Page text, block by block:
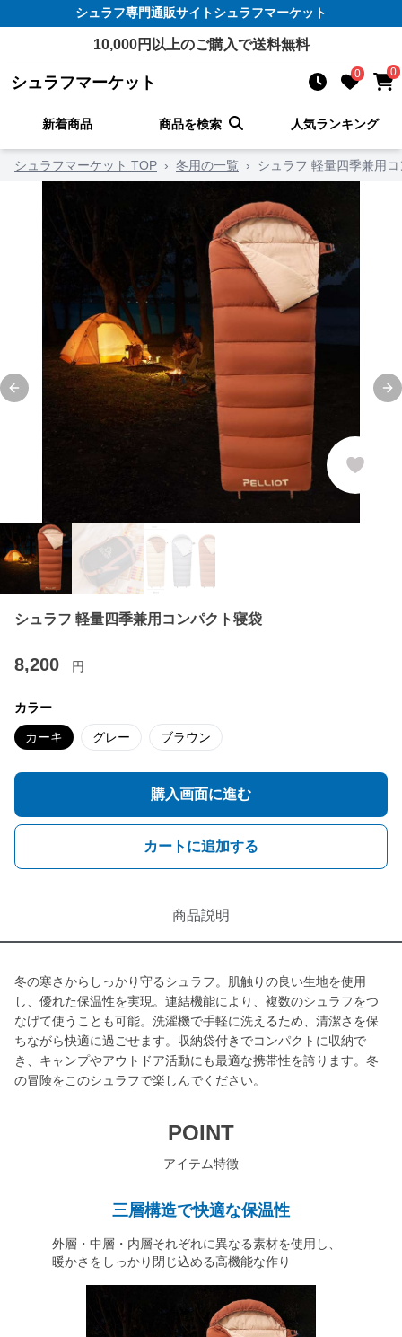
シュラフ専門通販サイトシュラフマーケット
10,000円以上のご購入で送料無料
シュラフマーケット 0 0
新着商品 商品を検索 人気ランキング
シュラフマーケット TOP › 冬用の一覧 › シュラフ 軽量四季兼用
Previous slide
シュラフ 軽量四季兼用コンパクト寝袋
8,200 円
カラー
カーキ グレー ブラウン
購入画面に進む
カートに追加する
商品説明
冬の寒さからしっかり守るシュラフ。肌触りの良い生地を使用
し、優れた保温性を実現。連結機能により、複数のシュラフをつ
なげて使うことも可能。洗濯機で手軽に洗えるため、清潔さを保
ちながら快適に過ごせます。収納袋付きでコンパクトに収納で
き、キャンプやアウトドア活動にも最適な携帯性を誇ります。冬
の冒険をこのシュラフで楽しんでください。
POINT
アイテム特徴
三層構造で快適な保温性
外層・中層・内層それぞれに異なる素材を使用し、
暖かさをしっかり閉じ込める高機能な作り